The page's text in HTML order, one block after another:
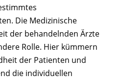
Die Medizinische
der behandelnden Ärzte
Rolle. Hier kümmern
der Patienten und
die individuellen